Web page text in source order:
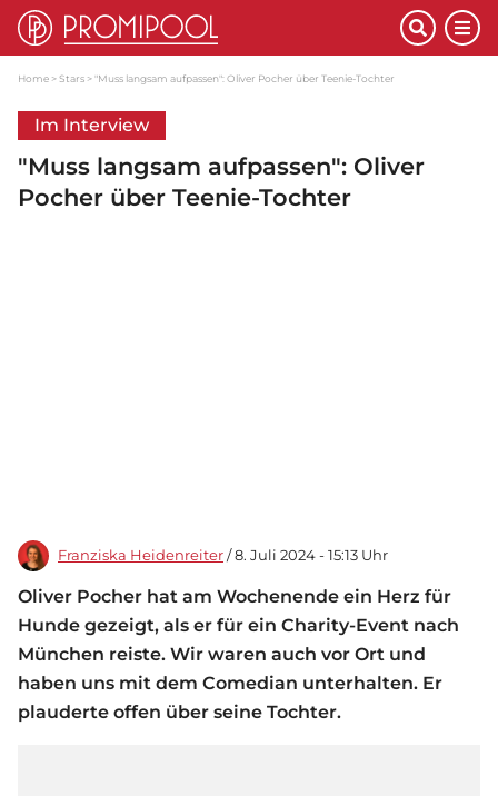
Home Stars "Muss langsam aufpassen": Oliver Pocher über Teenie-Tochter
Im Interview
"Muss langsam aufpassen": Oliver
Pocher über Teenie-Tochter
Franziska Heidenreiter / 8. Juli 2024 - 15:13 Uhr
Oliver Pocher hat am Wochenende ein Herz für
Hunde gezeigt, als er für ein Charity-Event nach
München reiste. Wir waren auch vor Ort und
haben uns mit dem Comedian unterhalten. Er
plauderte offen über seine Tochter.